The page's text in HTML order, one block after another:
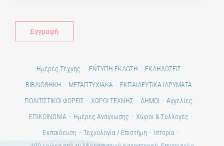
ΒΙΒΛΙΟΘΗΚΗ
ΜΕΤΑΠΤΥΧΙΑΚΑ
ΕΚΠΑΙΔΕΥΤΙΚΑ ΙΔΡΥΜΑΤΑ
ΠΟΛΙΤΙΣΤΙΚΟΙ ΦΟΡΕΙΣ
ΧΩΡΟΙ ΤΕΧΝΗΣ ΔΗΜΟΙ
Αγγελίες
ΕΠΙΚΟΙΝΩΝΙΑ
Ημέρες Ανάγνωσης
Χώροι & Συλλογές
Εκπαίδευση
Τεχνολογία / Επιστήμη
Ιστορία
100 χρόνια από τη Μικρασιατική Καταστροφή. Επετειακές
Εκδηλώσεις.